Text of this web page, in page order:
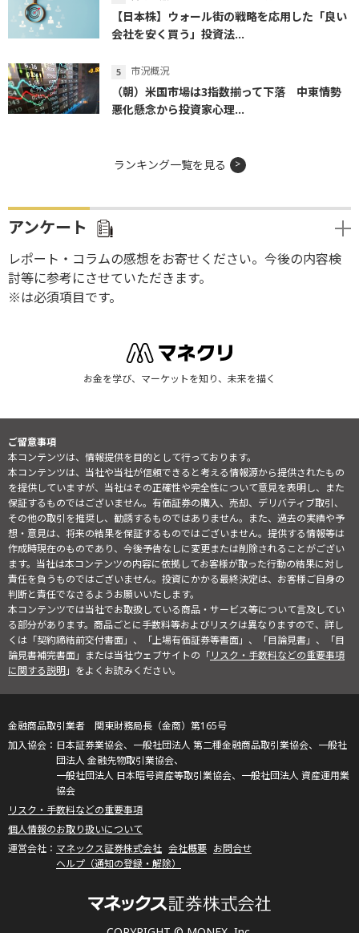
【日本株】ウォール街の戦略を応用した「良い
会社を安く買う」投資法...
市況概況
（朝）米国市場は3指数揃って下落 中東情勢
悪化懸念から投資家心理...
ランキング一覧を見る
アンケート
レポート・コラムの感想をお寄せください。今後の内容検
討等に参考にさせていただきます。
※は必須項目です。
お金を学び、マーケットを知り、未来を描く
ご留意事項
本コンテンツは、情報提供を目的として行っております。
本コンテンツは、当社や当社が信頼できると考える情報源から提供されたもの
を提供していますが、当社はその正確性や完全性について意見を表明し、また
保証するものではございません。有価証券の購入、売却、デリバティブ取引、
その他の取引を推奨し、勧誘するものではありません。また、過去の実績や予
想・意見は、将来の結果を保証するものではございません。提供する情報等は
作成時現在のものであり、今後予告なしに変更または削除されることがござい
ます。当社は本コンテンツの内容に依拠してお客様が取った行動の結果に対し
責任を負うものではございません。投資にかかる最終決定は、お客様ご自身の
判断と責任でなさるようお願いいたします。
本コンテンツでは当社でお取扱している商品・サービス等について言及してい
る部分があります。商品ごとに手数料等およびリスクは異なりますので、詳し
くは「契約締結前交付書面」、「上場有価証券等書面」、「目論見書」、「目
論見書補完書面」または当社ウェブサイトの「リスク・手数料などの重要事項
に関する説明」をよくお読みください。
金融商品取引業者 関東財務局長（金商）第165号
日本証券業協会、一般社団法人 第二種金融商品取引業協会、一般社
団法人 金融先物取引業協会、
一般社団法人 日本暗号資産等取引業協会、一般社団法人 資産運用業
協会
リスク・手数料などの重要事項
個人情報のお取り扱いについて
マネックス証券株式会社 会社概要 お問合せ
ヘルプ（通知の登録・解除）